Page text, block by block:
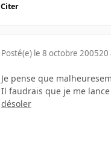
Citer
Posté(e) le 8 octobre 200520
Je pense que
Il faudrais que je me
désoler